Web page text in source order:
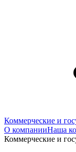
Коммерческие и
О компанииНаша
Коммерческие и